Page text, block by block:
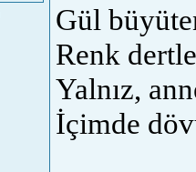
Gül
Renk
Yalnız,
İçimde